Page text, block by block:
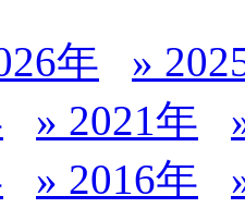
年
»
» 2021年
» 2016年